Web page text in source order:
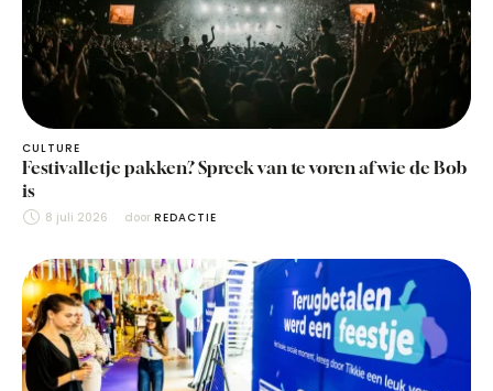
CULTURE
Festivalletje pakken? Spreek van te voren af wie de Bob
is
8 juli 2026 door REDACTIE